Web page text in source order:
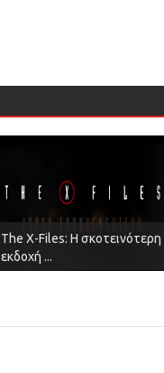
The X-Files: Η σκοτεινότερη
εκδοχή ...